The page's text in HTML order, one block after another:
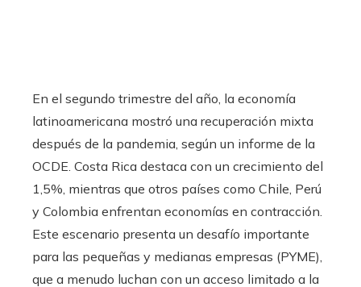
En el segundo trimestre del año, la economía
latinoamericana mostró una recuperación mixta
después de la pandemia, según un informe de la
OCDE. Costa Rica destaca con un crecimiento del
1,5%, mientras que otros países como Chile, Perú
y Colombia enfrentan economías en contracción.
Este escenario presenta un desafío importante
para las pequeñas y medianas empresas (PYME),
que a menudo luchan con un acceso limitado a la